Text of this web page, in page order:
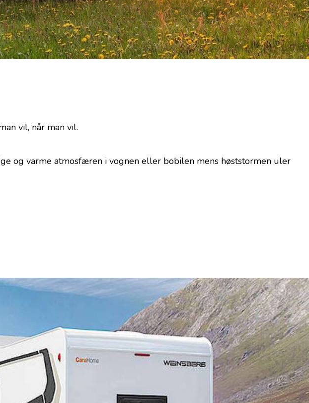
vil, når man vil.
og varme atmosfæren i vognen eller bobilen mens høststormen uler